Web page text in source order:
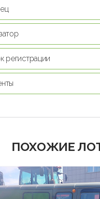
регистрации
ПОХОЖИЕ